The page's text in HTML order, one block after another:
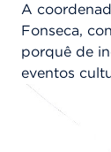
A
Fonseca,
porquê de
eventos